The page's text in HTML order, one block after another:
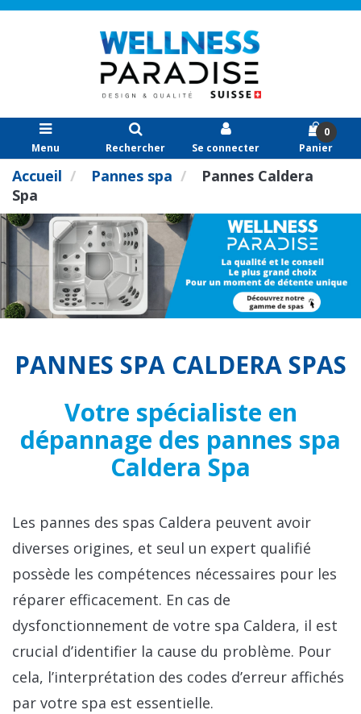
Menu Rechercher Se connecter
0
Panier
Accueil Pannes spa
Pannes Caldera
Spa
PANNES SPA CALDERA SPAS
Votre spécialiste en
dépannage des pannes spa
Caldera Spa
Les pannes des spas Caldera peuvent avoir
diverses origines, et seul un expert qualifié
possède les compétences nécessaires pour les
réparer efficacement. En cas de
dysfonctionnement de votre spa Caldera, il est
crucial d’identifier la cause du problème. Pour
cela, l’interprétation des codes d’erreur affichés
par votre spa est essentielle.